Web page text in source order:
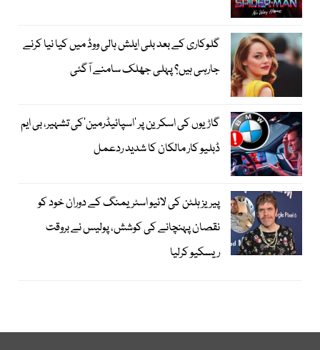
گلوکاری کے بعد بلی ایلش ہالی ووڈ میں کیا نیا کرنے
جارہی ہیں؟ پہلی جھلک سامنے آگئی
گاڑیوں کی اسکرین پر ’اسپائیڈرمین‘کی تشہیر، بی ایم
ڈبلیو کار مالکان کا شدید ردعمل
پیریز ہلٹن کی لائیو اسٹریمنگ کے دوران خود کو
نقصان پہنچانے کی کوشش، پولیس نے بروقت
ریسکیو کرلیا